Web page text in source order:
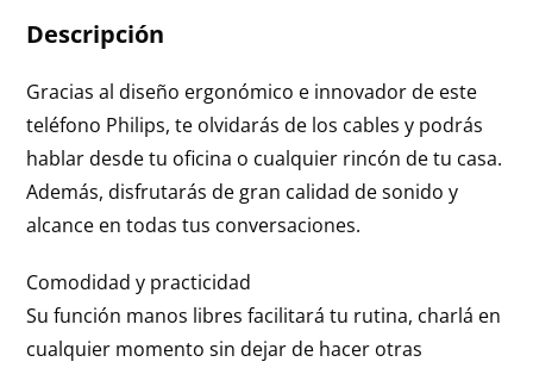
Descripción
Gracias al diseño ergonómico e innovador de este
teléfono Philips, te olvidarás de los cables y podrás
hablar desde tu oficina o cualquier rincón de tu casa.
Además, disfrutarás de gran calidad de sonido y
alcance en todas tus conversaciones.
Comodidad y practicidad
Su función manos libres facilitará tu rutina, charlá en
cualquier momento sin dejar de hacer otras